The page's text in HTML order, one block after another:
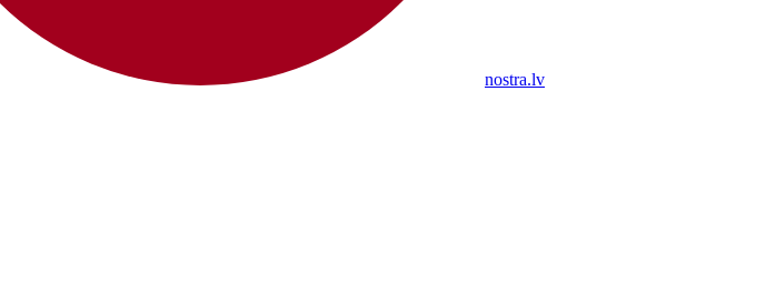
nostra.lv